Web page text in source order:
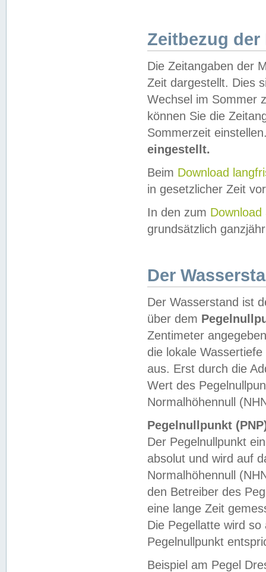
Zeitbezug der
Die Zeitangaben der
Zeit dargestellt. Dies
Wechsel im Sommer
können Sie die
Sommerzeit
eingestellt.
Beim Download
in gesetzlicher Zeit
In den zum Download
grundsätzlich
Der
Der Wasserstand ist
über dem
Zentimeter
die lokale
aus. Erst durch die
Wert des
Normalhöhennull
Pegelnullpunkt
Der Pegelnullpunkt
absolut und wird auf
Normalhöhennull
den Betreiber des
eine lange Zeit
Die Pegellatte wird
Pegelnullpunkt
Beispiel am Pegel